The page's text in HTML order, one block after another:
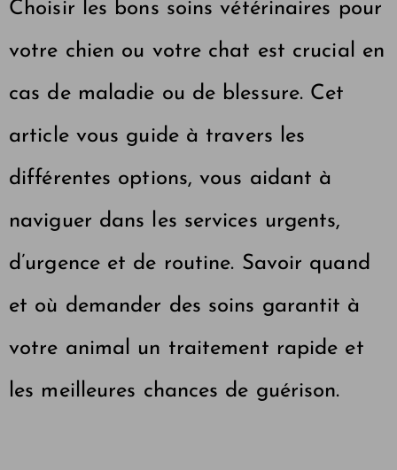
Choisir les bons soins vétérinaires pour
votre chien ou votre chat est crucial en
cas de maladie ou de blessure. Cet
article vous guide à travers les
différentes options, vous aidant à
naviguer dans les services urgents,
d’urgence et de routine. Savoir quand
et où demander des soins garantit à
votre animal un traitement rapide et
les meilleures chances de guérison.